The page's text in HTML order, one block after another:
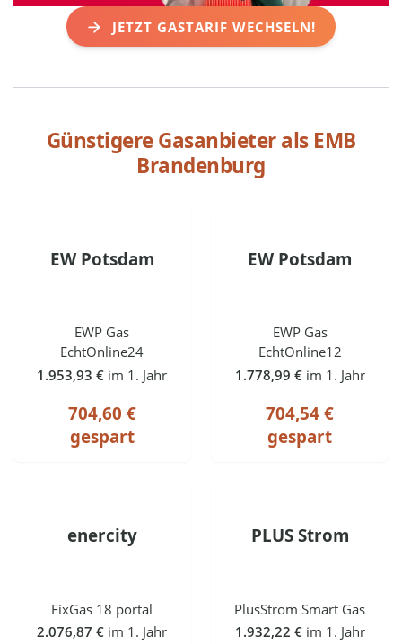
JETZT GASTARIF WECHSELN!
Günstigere Gasanbieter als EMB
Brandenburg
EW Potsdam
EWP Gas
EchtOnline24
1.953,93 € im 1. Jahr
704,60 €
gespart
EW Potsdam
EWP Gas
EchtOnline12
1.778,99 € im 1. Jahr
704,54 €
gespart
enercity
FixGas 18 portal
2.076,87 € im 1. Jahr
PLUS Strom
PlusStrom Smart Gas
1.932,22 € im 1. Jahr